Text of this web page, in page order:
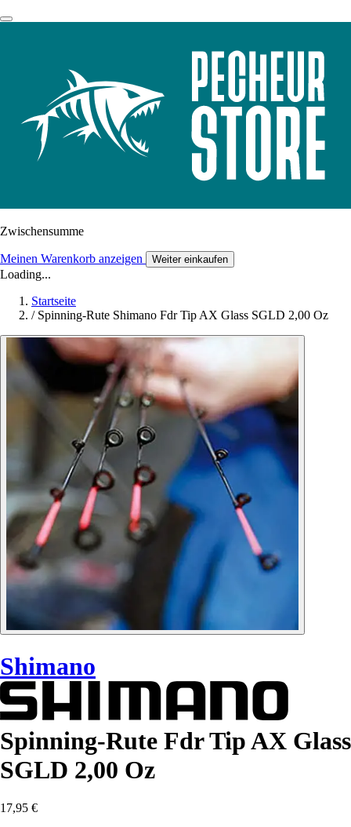
Zwischensumme
Meinen Warenkorb anzeigen Weiter einkaufen
Loading...
Startseite
/ Spinning-Rute Shimano Fdr Tip AX Glass SGLD 2,00 Oz
Shimano
Spinning-Rute Fdr Tip AX Glass
SGLD 2,00 Oz
17,95 €